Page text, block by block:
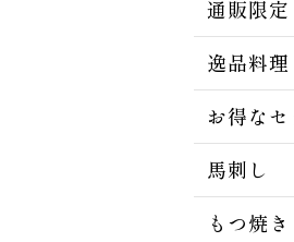
通販限定
逸品料理
お得なセ
馬刺し
もつ焼き